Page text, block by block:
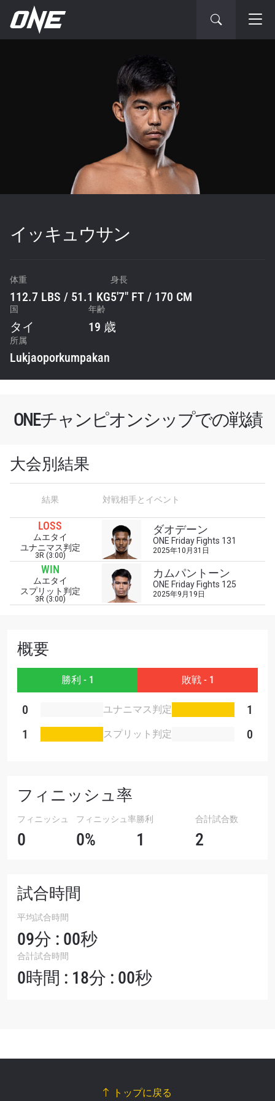
イッキュウサン
体重
112.7 LBS / 51.1 KG
身長
5'7" FT / 170 CM
国
タイ
年齢
19 歳
所属
Lukjaoporkumpakan
ONEチャンピオンシップでの戦績
大会別結果
結果 対戦相手とイベント
LOSS
ムエタイ
ユナニマス判定
3R (3:00)
ダオデーン
ONE Friday Fights 131
2025年10月31日
WIN
ムエタイ
スプリット判定
3R (3:00)
カムパントーン
ONE Friday Fights 125
2025年9月19日
概要
勝利 - 1 敗戦 - 1
0 ユナニマス判定
1
1
スプリット判定 0
フィニッシュ率
フィニッシュ
0
フィニッシュ率
0%
勝利
1
合計試合数
2
試合時間
平均試合時間
09分 : 00秒
合計試合時間
0時間 : 18分 : 00秒
トップに戻る
対戦相手
最新情報をゲット
ONEチャンピオンシップとどこでも一緒！ 最新ニ
ュース、特別オファー、ライブイベントの最高の
席をゲットするため今すぐ登録を！
Eメール
このフォームを送信することにより、お客様は当
プライバシーポリシーに基づく情報の収集、
使用および開示に同意したことになります。お客
様は、いつでも配信を停止することができます。